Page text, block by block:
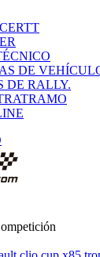
DE
DE RALLY.
clio cup x85
nürburgring